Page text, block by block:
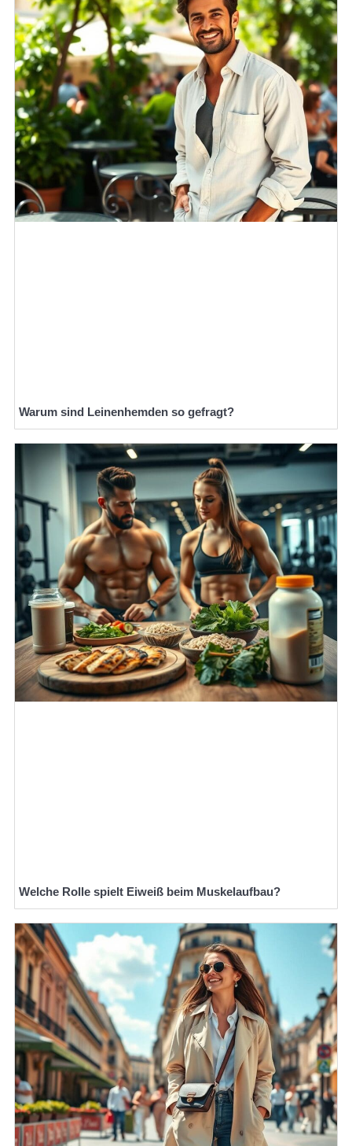
Warum sind Leinenhemden so gefragt?
Welche Rolle spielt Eiweiß beim Muskelaufbau?